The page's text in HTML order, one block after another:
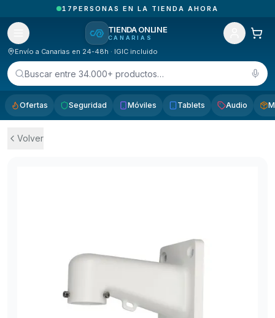
PEDIDOS ENTREGADOS HOY EN CANARIAS
TIENDA ONLINE
CANARIAS
Envío a Canarias en 24-48h · IGIC incluido
Buscar entre 34.000+ productos…
Ofertas Seguridad Móviles Tablets Audio
Volver